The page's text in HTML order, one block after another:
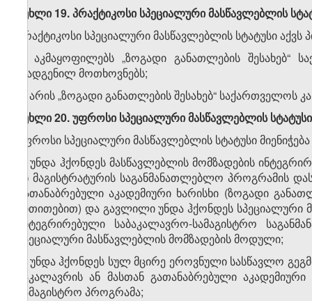
მუხლი 19. პრაქტიკოსი სპეციალური მასწავლებლის
პრაქტიკოსი სპეციალური მასწავლებლის სტატუსი
ა) აკმაყოფილებს „ზოგადი განათლების შესახებ“
დადგენილ მოთხოვნებს;
ბ) არის „ზოგადი განათლების შესახებ“ საქართველოს
მუხლი 20. უფროსი სპეციალური მასწავლებლის სტატუსი
უფროსი სპეციალური მასწავლებლის სტატუსი
ა) უნდა ჰქონდეს მასწავლებლის მომზადების
ან მაგისტრატურის საგანმანათლებლო პროგრამის
გათანაბრებული აკადემიური ხარისხი (ზოგადი
მითითებით) და გავლილი უნდა ჰქონდეს
ინტეგრირებული საბაკალავრო-სამაგისტრო
სპეციალური მასწავლებლის მომზადების მოდული;
ბ) უნდა ჰქონდეს სულ მცირე ეროვნული სასწავლო
ბაკალავრის ან მასთან გათანაბრებული
სამაგისტრო პროგრამა;